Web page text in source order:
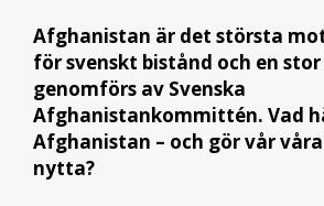
Afghanistan är det största
för svenskt bistånd och en
genomförs av Svenska
Afghanistankommittén. Vad
Afghanistan – och gör vår
nytta?